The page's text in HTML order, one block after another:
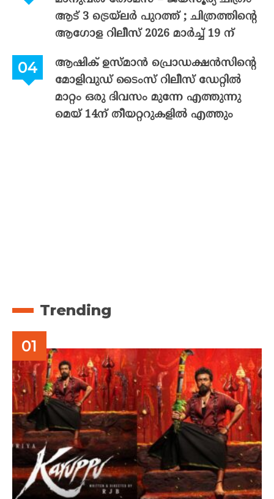
ആട് 3 ട്രെയ്‌ലർ പുറത്ത് ; ചിത്രത്തിന്റെ
ആഗോള റിലീസ് 2026 മാർച്ച് 19 ന്
ആഷിക് ഉസ്മാൻ പ്രൊഡക്ഷൻസിന്റെ
മോളിവുഡ് ടൈംസ് റിലീസ് ഡേറ്റിൽ
മാറ്റം ഒരു ദിവസം മുന്നേ എത്തുന്നു
മെയ് 14ന് തീയറ്ററുകളിൽ എത്തും
Trending